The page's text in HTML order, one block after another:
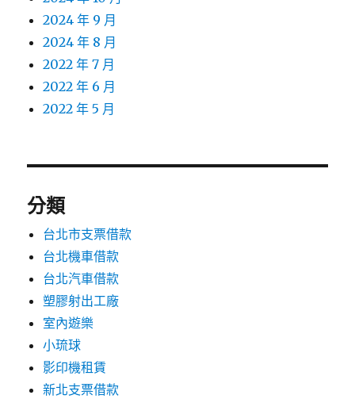
2024 年 9 月
2024 年 8 月
2022 年 7 月
2022 年 6 月
2022 年 5 月
分類
台北市支票借款
台北機車借款
台北汽車借款
塑膠射出工廠
室內遊樂
小琉球
影印機租賃
新北支票借款